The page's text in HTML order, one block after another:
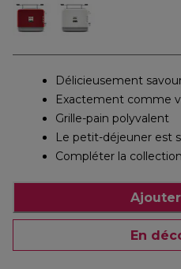
Délicieusement
Exactement comme
Grille-pain polyvalent
Le petit-déjeuner est
Compléter la
En